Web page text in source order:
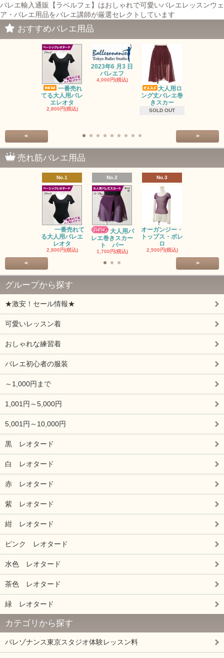
バレエ輸入通販【ラベルフェ】はおしゃれで可愛いバレエレッスンウェ
ア・バレエ用品をバレエ講師が厳選セレクトしています
おすすめバレエ用品
一番売れ
てる大人用バレ
エレオタ
2,800円(税込)
2023年6 月3 日
バレエフ
4,000円(税込)
大人用ロ
ング丈バレエ巻
きスカー
SOLD OUT
< >
売れ筋バレエ用品
No.1
一番売れて
る大人用バレエ
レオタ
2,800円(税込)
No.2
大人用バ
レエ巻きスカー
ト パー
1,700円(税込)
No.3
オーガンジー・
トップス・ボレ
ロ
2,500円(税込)
< >
グループから探す
★激安！セール情報★
可愛いレッスン着
おしゃれな練習着
バレエ初心者の服装
～1,000円まで
1,001円～5,000円
5,001円～10,000円
黒 レオタード
白 レオタード
赤 レオタード
紫 レオタード
紺 レオタード
ピンク レオタード
水色 レオタード
茶色 レオタード
緑 レオタード
カテゴリから探す
バレゾナンス東京スタジオ体験レッスン料